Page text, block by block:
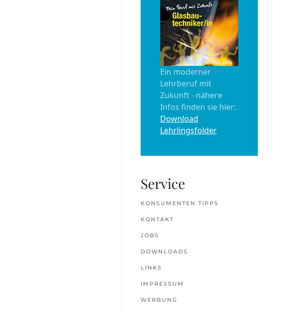
Ein moderner
Lehrberuf mit
Zukunft - nähere
Infos finden sie hier:
Download
Lehrlingsfolder
Service
KONSUMENTEN TIPPS
KONTAKT
JOBS
DOWNLOADS
LINKS
IMPRESSUM
WERBUNG